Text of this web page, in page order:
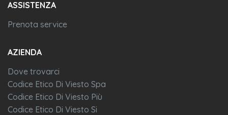
ASSISTENZA
Prenota service
AZIENDA
Dove trovarci
Codice Etico Di Viesto Spa
Codice Etico Di Viesto Più
Codice Etico Di Viesto Si